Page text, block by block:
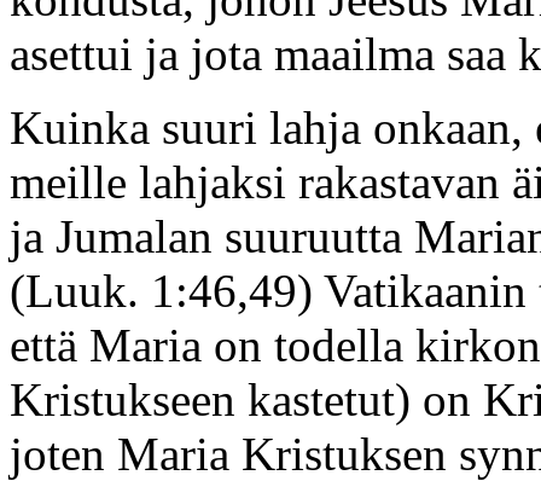
asettui ja jota maailma saa
Kuinka suuri lahja onkaan,
meille lahjaksi rakastavan
ja Jumalan suuruutta
(Luuk. 1:46,49)
että Maria on todella
Kristukseen kastetut) on
joten Maria Kristuksen